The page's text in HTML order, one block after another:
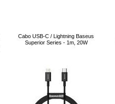
Cabo USB-C / Lightning Baseus
Superior Series - 1m, 20W